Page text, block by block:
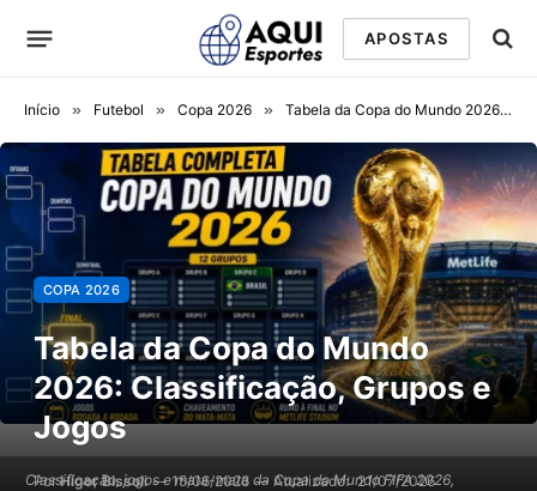
APOSTAS
Início » Futebol » Copa 2026 » Tabela da Copa do Mundo 2026: Classificação, Grupos e Jogos
Classificação, jogos e mata-mata da Copa do Mundo FIFA 2026,
COPA 2026
Tabela da Copa do Mundo
2026: Classificação, Grupos e
Jogos
Por Higor Bissoli 15/06/2026 Atualizado: 21/07/2026